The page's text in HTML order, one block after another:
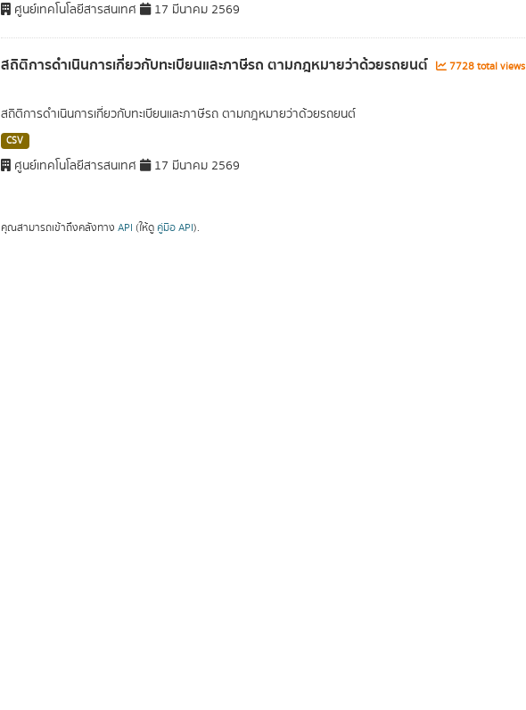
ศูนย์เทคโนโลยีสารสนเทศ 17 มีนาคม 2569
สถิติการดำเนินการเกี่ยวกับทะเบียนและภาษีรถ ตามกฎหมายว่าด้วยรถยนต์ 7728 total views
สถิติการดำเนินการเกี่ยวกับทะเบียนและภาษีรถ ตามกฎหมายว่าด้วยรถยนต์
CSV
ศูนย์เทคโนโลยีสารสนเทศ 17 มีนาคม 2569
คุณสามารถเข้าถึงคลังทาง API (ให้ดู คู่มือ API).